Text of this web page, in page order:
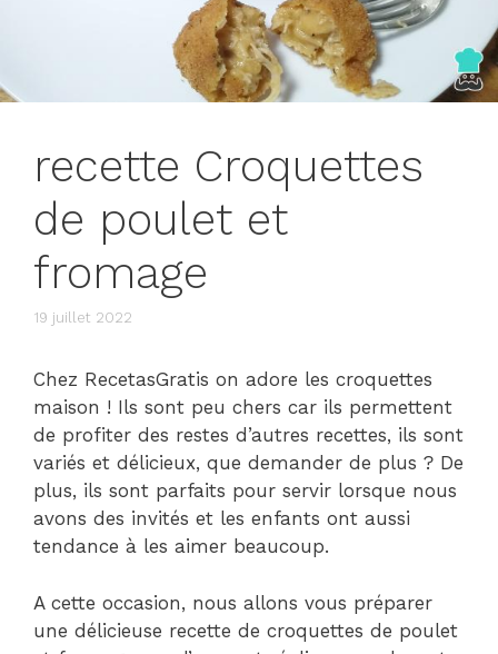
recette Croquettes
de poulet et
fromage
19 juillet 2022
Chez RecetasGratis on adore les croquettes
maison ! Ils sont peu chers car ils permettent
de profiter des restes d’autres recettes, ils sont
variés et délicieux, que demander de plus ? De
plus, ils sont parfaits pour servir lorsque nous
avons des invités et les enfants ont aussi
tendance à les aimer beaucoup.
A cette occasion, nous allons vous préparer
une délicieuse recette de croquettes de poulet